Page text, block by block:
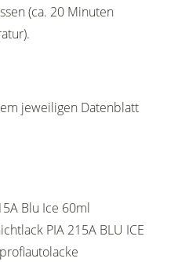
(ca. 20 Minuten
jeweiligen Datenblatt
Blu Ice 60ml
PIA 215A BLU ICE